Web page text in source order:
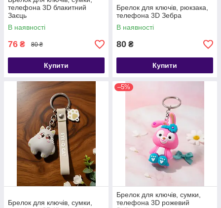
телефона 3D блакитний
Заєць
В наявності
76 ₴ 80 ₴
Купити
Брелок для ключів, рюкзака,
телефона 3D Зебра
В наявності
80 ₴
Купити
Брелок для ключів, сумки,
–5%
Брелок для ключів, сумки,
телефона 3D рожевий